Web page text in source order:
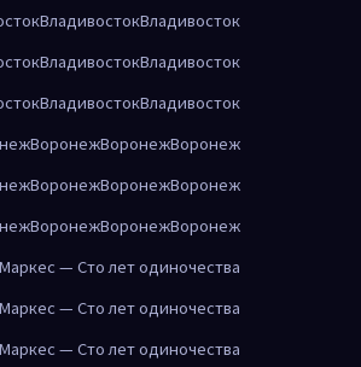
ВладивостокВладивосток
ВладивостокВладивосток
ВладивостокВладивосток
ВоронежВоронежВоронеж
ВоронежВоронежВоронеж
ВоронежВоронежВоронеж
— Сто лет одиночества
— Сто лет одиночества
— Сто лет одиночества